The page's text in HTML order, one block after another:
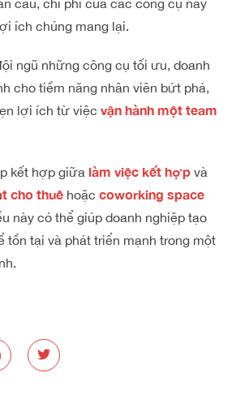
cầu, chi phí của các công cụ này
ích chúng mang lại.
ngũ những công cụ tối ưu, doanh
cho tiềm năng nhân viên bứt phá,
lợi ích từ việc vận hành một team
kết hợp giữa làm việc kết hợp và
cho thuê hoặc coworking space
này có thể giúp doanh nghiệp tạo
tồn tại và phát triển mạnh trong một